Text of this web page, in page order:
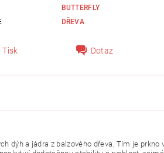
BUTTERFLY
DŘEVA
Tisk Dotaz
dýh a jádra z balzového dřeva. Tím je prkno